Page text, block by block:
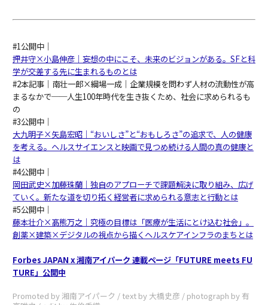
#1公開中｜
押井守×小島伸彦｜妄想の中にこそ、未来のビジョンがある。SFと科
学が交差する先に生まれるものとは
#2本記事｜南壮一郎×綱場一成｜企業規模を問わず人材の流動性が高
まるなかで──人生100年時代を生き抜くため、社会に求められるも
の
#3公開中｜
大九明子×矢島宏昭｜“おいしさ”と“おもしろさ”の追求で、人の健康
を考える。ヘルスサイエンスと映画で見つめ続ける人間の真の健康と
は
#4公開中｜
岡田武史×加藤珠蘭｜独自のアプローチで課題解決に取り組み、広げ
ていく。新たな道を切り拓く経営者に求められる意志と行動とは
#5公開中｜
藤本壮介×髙熊万之｜究極の目標は「医療が生活にとけ込む社会」。
創薬×建築×デジタルの視点から描くヘルスケアインフラのまちとは
Forbes JAPAN x 湘南アイパーク 連載ページ「FUTURE meets FU
TURE」公開中
Promoted by 湘南アイパーク / text by 大橋史彦 / photograph by 有